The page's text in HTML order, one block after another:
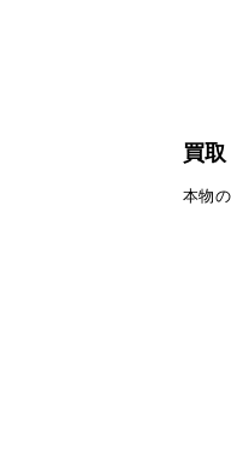
買
本物